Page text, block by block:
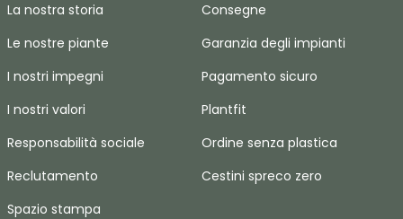
La nostra storia
Le nostre piante
I nostri impegni
I nostri valori
Responsabilità sociale
Reclutamento
Spazio stampa
Consegne
Garanzia degli impianti
Pagamento sicuro
Plantfit
Ordine senza plastica
Cestini spreco zero